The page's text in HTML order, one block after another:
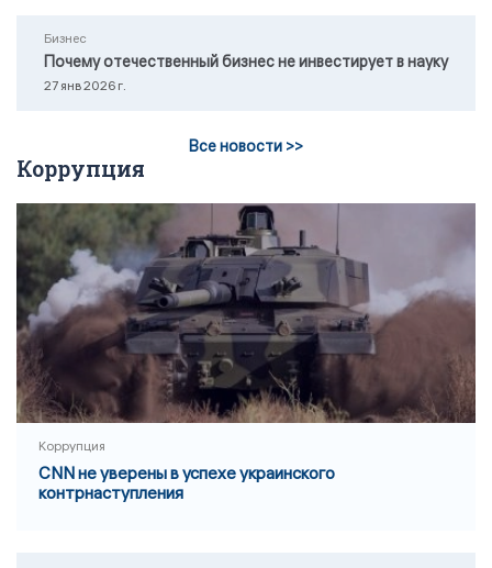
Бизнес
Почему отечественный бизнес не инвестирует в науку
27 янв 2026 г.
Все новости >>
Коррупция
Коррупция
CNN не уверены в успехе украинского
контрнаступления